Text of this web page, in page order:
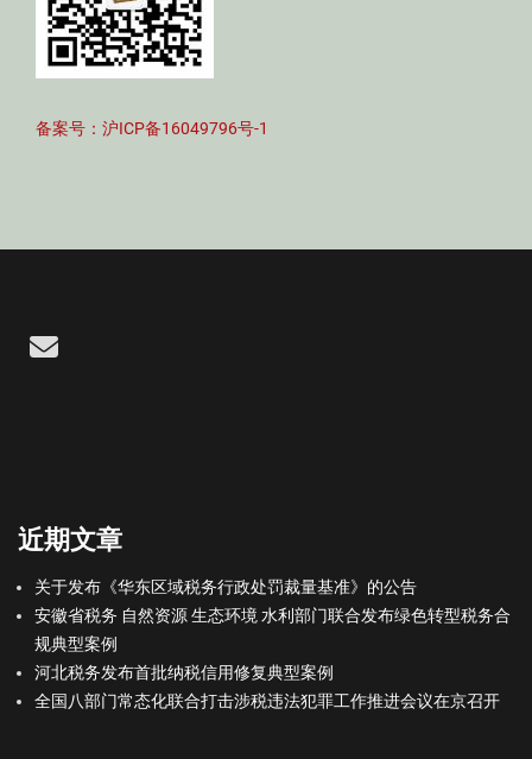
备案号：沪ICP备16049796号-1
Email
近期文章
关于发布《华东区域税务行政处罚裁量基准》的公告
安徽省税务 自然资源 生态环境 水利部门联合发布绿色转型税务合
规典型案例
河北税务发布首批纳税信用修复典型案例
全国八部门常态化联合打击涉税违法犯罪工作推进会议在京召开